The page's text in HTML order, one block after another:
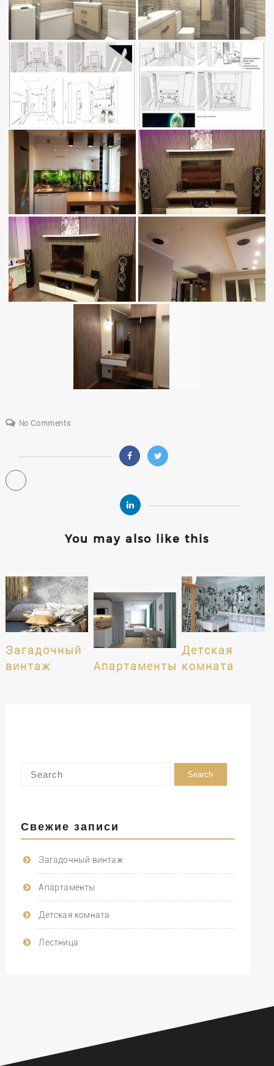
No Comments
You may also like this
Загадочный
винтаж
Апартаменты
Детская
комната
Свежие записи
Загадочный винтаж
Апартаменты
Детская комната
Лестница